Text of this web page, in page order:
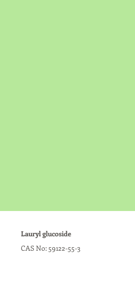
Lauryl glucoside
CAS No: 59122-55-3